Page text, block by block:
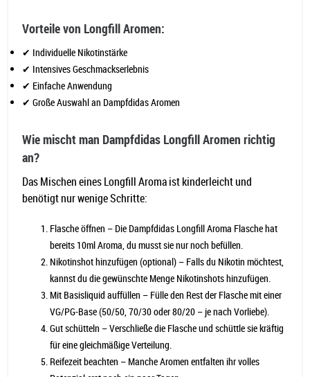
Vorteile von Longfill Aromen:
✔ Individuelle Nikotinstärke
✔ Intensives Geschmackserlebnis
✔ Einfache Anwendung
✔ Große Auswahl an Dampfdidas Aromen
Wie mischt man Dampfdidas Longfill Aromen richtig
an?
Das Mischen eines Longfill Aroma ist kinderleicht und
benötigt nur wenige Schritte:
Flasche öffnen – Die Dampfdidas Longfill Aroma Flasche hat
bereits 10ml Aroma, du musst sie nur noch befüllen.
Nikotinshot hinzufügen (optional) – Falls du Nikotin möchtest,
kannst du die gewünschte Menge Nikotinshots hinzufügen.
Mit Basisliquid auffüllen – Fülle den Rest der Flasche mit einer
VG/PG-Base (50/50, 70/30 oder 80/20 – je nach Vorliebe).
Gut schütteln – Verschließe die Flasche und schüttle sie kräftig
für eine gleichmäßige Verteilung.
Reifezeit beachten – Manche Aromen entfalten ihr volles